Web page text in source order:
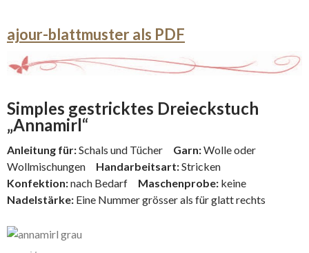
ajour-blattmuster als PDF
Simples gestricktes Dreieckstuch
„Annamirl“
Anleitung für:Schals und Tücher Garn:Wolle oder
Wollmischungen Handarbeitsart:Stricken
Konfektion:nach Bedarf Maschenprobe: keine
Nadelstärke: Eine Nummer grösser als für glatt rechts